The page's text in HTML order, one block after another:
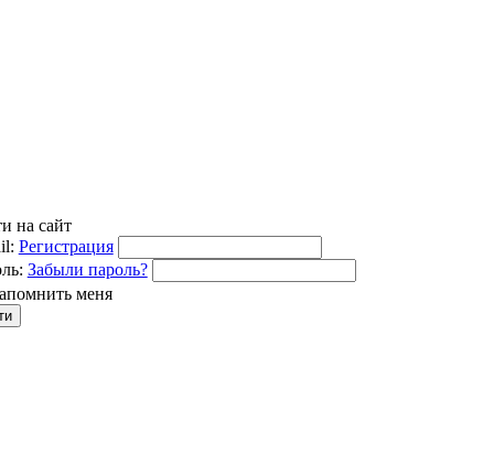
на сайт
Регистрация
Забыли пароль?
меня